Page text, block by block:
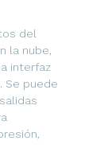
del
la nube,
interfaz
Se puede